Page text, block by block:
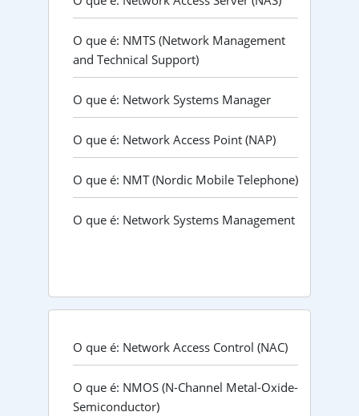
O que é: NMTS (Network Management
and Technical Support)
O que é: Network Systems Manager
O que é: Network Access Point (NAP)
O que é: NMT (Nordic Mobile Telephone)
O que é: Network Systems Management
O que é: Network Access Control (NAC)
O que é: NMOS (N-Channel Metal-Oxide-
Semiconductor)